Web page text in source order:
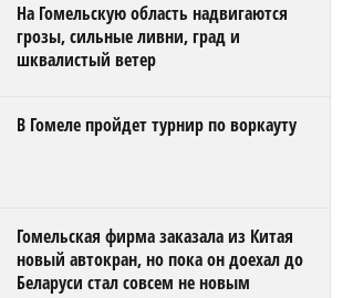
На Гомельскую область надвигаются
грозы, сильные ливни, град и
шквалистый ветер
В Гомеле пройдет турнир по воркауту
Гомельская фирма заказала из Китая
новый автокран, но пока он доехал до
Беларуси стал совсем не новым